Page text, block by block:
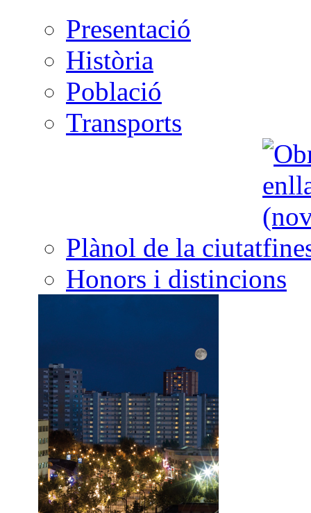
Presentació
Història
Població
Transports
Plànol de la ciutat
Honors i distincions